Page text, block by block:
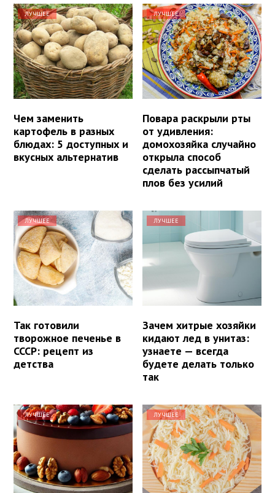
ЛУЧШЕЕ
Чем заменить
картофель в разных
блюдах: 5 доступных и
вкусных альтернатив
ЛУЧШЕЕ
Повара раскрыли рты
от удивления:
домохозяйка случайно
открыла способ
сделать рассыпчатый
плов без усилий
ЛУЧШЕЕ
Так готовили
творожное печенье в
СССР: рецепт из
детства
ЛУЧШЕЕ
Зачем хитрые хозяйки
кидают лед в унитаз:
узнаете — всегда
будете делать только
так
ЛУЧШЕЕ ЛУЧШЕЕ